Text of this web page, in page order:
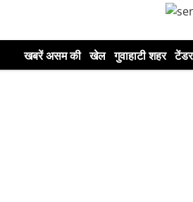
खबरें असम की खेल गुवाहाटी शहर टेंडर